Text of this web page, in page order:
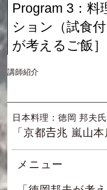
Program 3：料
ション（試食
が考えるご飯］
講師紹介
日本料理：徳岡 邦夫氏
「京都𠮷兆 嵐山
メニュー